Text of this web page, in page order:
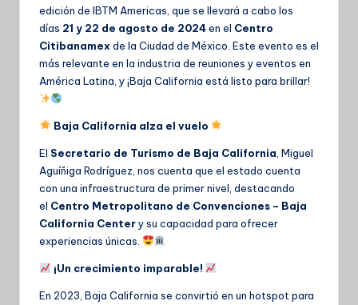
edición de IBTM Americas, que se llevará a cabo los
días 21 y 22 de agosto de 2024en el Centro
Citibanamex de la Ciudad de México. Este evento es el
más relevante en la industria de reuniones y eventos en
América Latina, y ¡Baja California está listo para brillar!
Baja California alza el vuelo
El Secretario de Turismo de Baja California , Miguel
Aguíñiga Rodríguez, nos cuenta que el estado cuenta
con una infraestructura de primer nivel, destacando
el Centro Metropolitano de Convenciones – Baja
California Centery su capacidad para ofrecer
experiencias únicas.
¡Un crecimiento imparable!
En 2023, Baja California se convirtió en un hotspot para